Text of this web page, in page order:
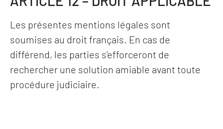
Les présentes mentions légales sont
soumises au droit français. En cas de
différend, les parties s’efforceront de
rechercher une solution amiable avant toute
procédure judiciaire.